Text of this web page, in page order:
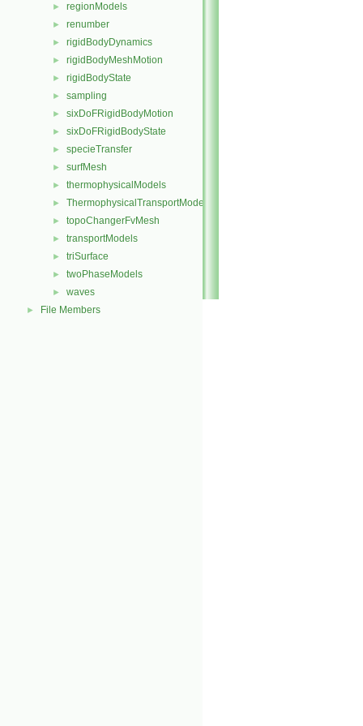
► regionModels
► renumber
► rigidBodyDynamics
► rigidBodyMeshMotion
► rigidBodyState
► sampling
► sixDoFRigidBodyMotion
► sixDoFRigidBodyState
► specieTransfer
► surfMesh
► thermophysicalModels
► ThermophysicalTransportModels
► topoChangerFvMesh
► transportModels
► triSurface
► twoPhaseModels
► waves
► File Members